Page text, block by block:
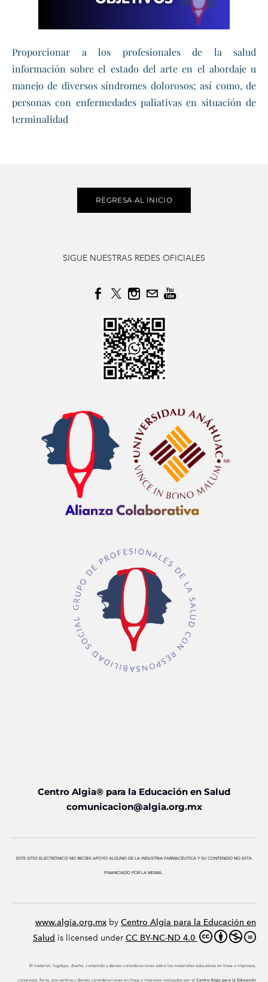
Proporcionar a los profesionales de la salud
información sobre el estado del arte en el abordaje u
manejo de diversos síndromes dolorosos; así como, de
personas con enfermedades paliativas en situación de
terminalidad
REGRESA AL INICIO
SIGUE NUESTRAS REDES OFICIALES
Centro Algia® para la Educación en Salud
comunicacion@algia.org.mx
ESTE SITIO ELECTRÓNICO NO RECIBE APOYO ALGUNO DE LA INDUSTRIA FARMACÉUTICA Y SU CONTENIDO NO ESTA
FINANCIADO POR LA MISMA.
www.algia.org.mx by Centro Algia para la Educación en
Salud is licensed under CC BY-NC-ND 4.0
El material, logotipo, diseño, contenido y demás consideraciones sobre los materiales educativos en línea o impresos,
congresos, foros, encuentros y demás consideraciones en línea o impresos realizados por el Centro Algia para la Educación